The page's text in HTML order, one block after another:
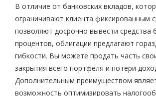
В отличие от банковских вкладов,
ограничивают клиента фиксированным
позволяют досрочно вывести средства
процентов, облигации предлагают
гибкости. Вы можете продать часть
закрытия всего портфеля и потери
Дополнительным преимуществом
возможность оптимизировать